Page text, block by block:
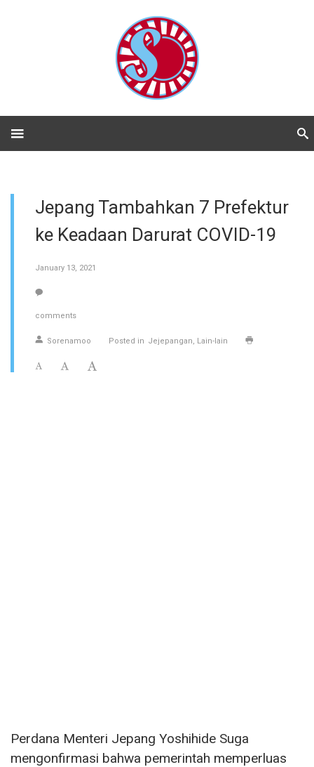
Jepang Tambahkan 7 Prefektur
ke Keadaan Darurat COVID-19
January 13, 2021
comments
Sorenamoo Posted in Jejepangan Lain-lain
Perdana Menteri Jepang Yoshihide Suga
mengonfirmasi bahwa pemerintah memperluas